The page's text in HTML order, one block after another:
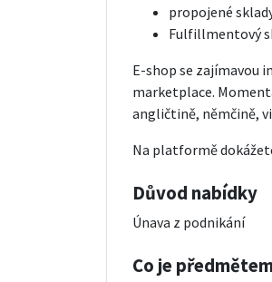
propojené
Fulfillmentový
E-shop se zajímavou
marketplace.
angličtině, němčině,
Na platformě
Důvod nabídky
Únava z podnikání
Co je